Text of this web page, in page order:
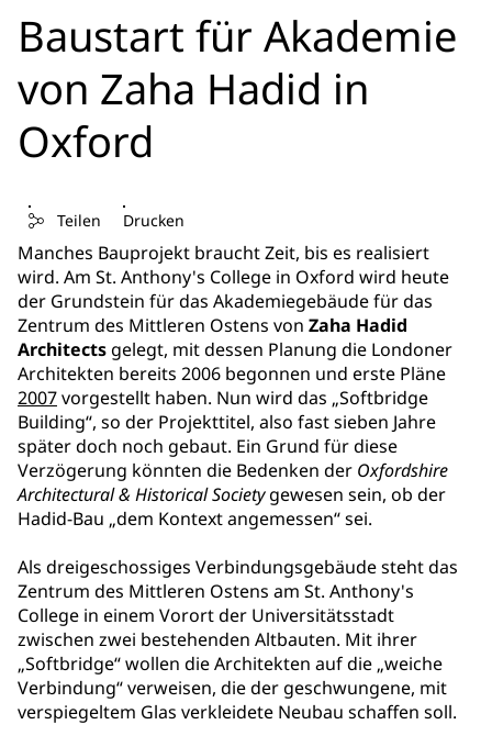
Baustart für Akademie
von Zaha Hadid in
Oxford
Teilen Drucken
Manches Bauprojekt braucht Zeit, bis es realisiert
wird. Am St. Anthony's College in Oxford wird heute
der Grundstein für das Akademiegebäude für das
Zentrum des Mittleren Ostens von Zaha Hadid
Architects gelegt, mit dessen Planung die Londoner
Architekten bereits 2006 begonnen und erste Pläne
2007vorgestellt haben. Nun wird das „Softbridge
Building“, so der Projekttitel, also fast sieben Jahre
später doch noch gebaut. Ein Grund für diese
Verzögerung könnten die Bedenken der Oxfordshire
Architectural & Historical Societygewesen sein, ob der
Hadid-Bau „dem Kontext angemessen“ sei.
Als dreigeschossiges Verbindungsgebäude steht das
Zentrum des Mittleren Ostens am St. Anthony's
College in einem Vorort der Universitätsstadt
zwischen zwei bestehenden Altbauten. Mit ihrer
„Softbridge“ wollen die Architekten auf die „weiche
Verbindung“ verweisen, die der geschwungene, mit
verspiegeltem Glas verkleidete Neubau schaffen soll.